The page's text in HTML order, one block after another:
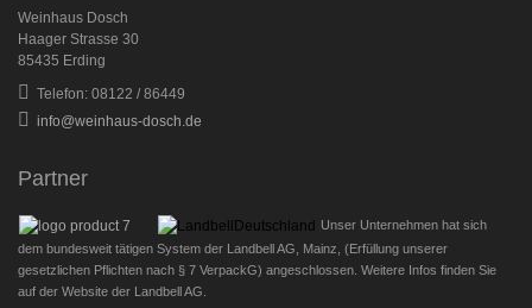
Weinhaus Dosch
Haager Strasse 30
85435 Erding
Telefon: 08122 / 86449
info@weinhaus-dosch.de
Partner
Unser Unternehmen hat sich
dem bundesweit tätigen System der Landbell AG, Mainz, (Erfüllung unserer
gesetzlichen Pflichten nach § 7 VerpackG) angeschlossen. Weitere Infos finden Sie
auf der Website der Landbell AG.